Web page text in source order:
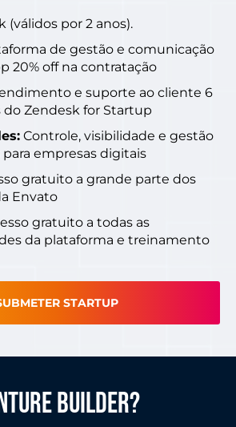
(válidos por 2 anos).
de gestão e comunicação
20% off na contratação
e suporte ao cliente 6
do Zendesk for Startup
Controle, visibilidade e gestão
empresas digitais
gratuito a grande parte dos
Envato
gratuito a todas as
da plataforma e treinamento
STARTUP
builder?